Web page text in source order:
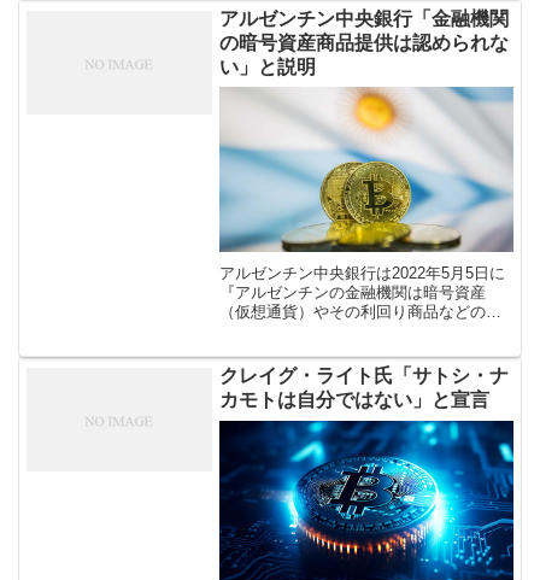
リ（iOS・Androi […]
アルゼンチン中央銀行「金融機関
の暗号資産商品提供は認められな
い」と説明
アルゼンチン中央銀行は2022年5月5日に
『アルゼンチンの金融機関は暗号資産
（仮想通貨）やその利回り商品などの取
した。同国では今週『大手銀行2行が仮
[…]
クレイグ・ライト氏「サトシ・ナ
カモトは自分ではない」と宣言